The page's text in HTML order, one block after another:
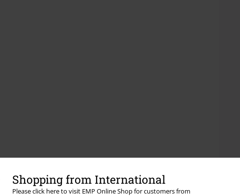
Shopping from International
Please click here to visit EMP Online Shop for customers from